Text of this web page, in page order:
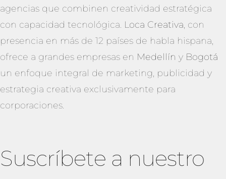
agencias que combinen creatividad estratégica
con capacidad tecnológica. Loca Creativa, con
presencia en más de 12 países de habla hispana,
ofrece a grandes empresas en Medellín y Bogotá
un enfoque integral de marketing, publicidad y
estrategia creativa exclusivamente para
corporaciones.
Suscríbete a nuestro